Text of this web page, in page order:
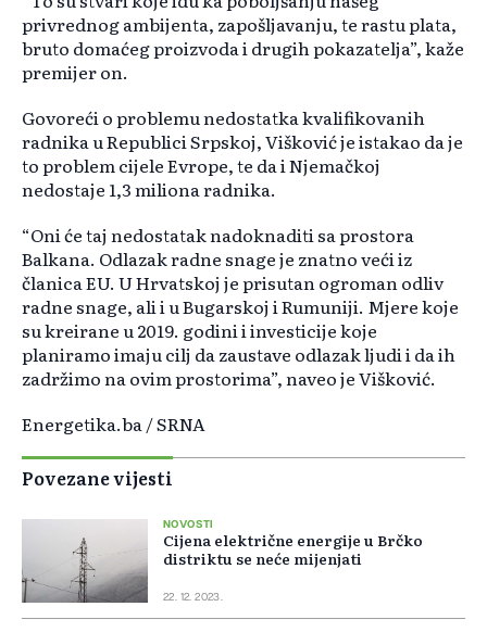
privrednog ambijenta, zapošljavanju, te rastu plata,
bruto domaćeg proizvoda i drugih pokazatelja”, kaže
premijer on.
Govoreći o problemu nedostatka kvalifikovanih
radnika u Republici Srpskoj, Višković je istakao da je
to problem cijele Evrope, te da i Njemačkoj
nedostaje 1,3 miliona radnika.
“Oni će taj nedostatak nadoknaditi sa prostora
Balkana. Odlazak radne snage je znatno veći iz
članica EU. U Hrvatskoj je prisutan ogroman odliv
radne snage, ali i u Bugarskoj i Rumuniji. Mjere koje
su kreirane u 2019. godini i investicije koje
planiramo imaju cilj da zaustave odlazak ljudi i da ih
zadržimo na ovim prostorima”, naveo je Višković.
Energetika.ba / SRNA
Povezane vijesti
NOVOSTI
Cijena električne energije u Brčko
distriktu se neće mijenjati
22. 12. 2023.